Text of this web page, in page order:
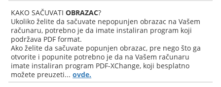
KAKO SAČUVATIOBRAZAC?
Ukoliko želite da sačuvate nepopunjen obrazac na Vašem
računaru, potrebno je da imate instaliran program koji
podržava PDF format.
Ako želite da sačuvate popunjen obrazac, pre nego što ga
otvorite i popunite potrebno je da na Vašem računaru
imate instaliran program PDF-XChange, koji besplatno
možete preuzeti...ovde.